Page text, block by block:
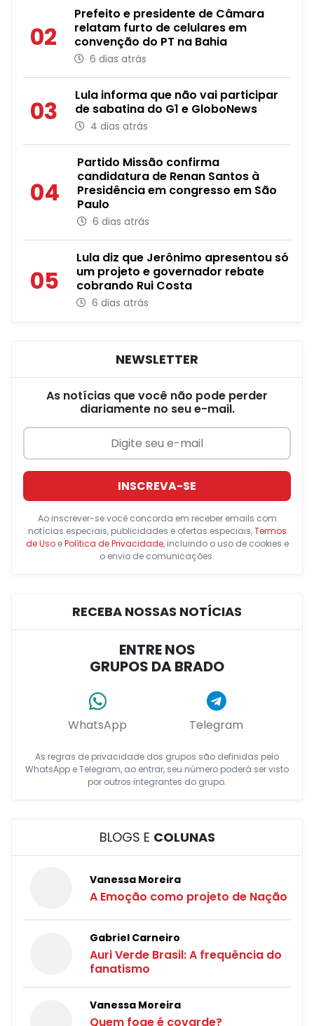
02
Prefeito e presidente de Câmara
relatam furto de celulares em
convenção do PT na Bahia
6 dias atrás
03
Lula informa que não vai participar
de sabatina do G1 e GloboNews
4 dias atrás
04
Partido Missão confirma
candidatura de Renan Santos à
Presidência em congresso em São
Paulo
6 dias atrás
05
Lula diz que Jerônimo apresentou só
um projeto e governador rebate
cobrando Rui Costa
6 dias atrás
NEWSLETTER
As notícias que você não pode perder
diariamente no seu e-mail.
INSCREVA-SE
Ao inscrever-se você concorda em receber emails com
notícias especiais, publicidades e ofertas especiais,Termos
de UsoePolítica de Privacidade, incluindo o uso de cookies e
o envio de comunicações.
RECEBA NOSSAS NOTÍCIAS
ENTRE NOS
GRUPOS DA BRADO
WhatsApp Telegram
As regras de privacidade dos grupos são definidas pelo
WhatsApp e Telegram, ao entrar, seu número poderá ser visto
por outros integrantes do grupo.
BLOGS E COLUNAS
Vanessa Moreira
A Emoção como projeto de Nação
Gabriel Carneiro
Auri Verde Brasil: A frequência do
fanatismo
Vanessa Moreira
Quem foge é covarde?